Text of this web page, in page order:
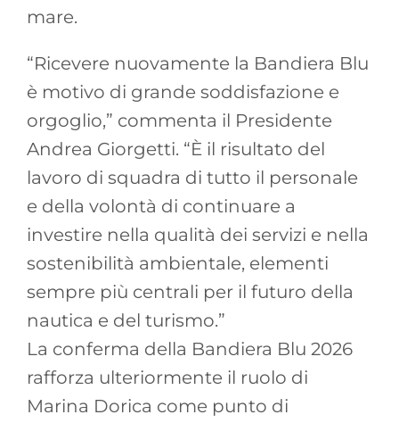
mare.
“Ricevere nuovamente la Bandiera Blu
è motivo di grande soddisfazione e
orgoglio,” commenta il Presidente
Andrea Giorgetti. “È il risultato del
lavoro di squadra di tutto il personale
e della volontà di continuare a
investire nella qualità dei servizi e nella
sostenibilità ambientale, elementi
sempre più centrali per il futuro della
nautica e del turismo.”
La conferma della Bandiera Blu 2026
rafforza ulteriormente il ruolo di
Marina Dorica come punto di